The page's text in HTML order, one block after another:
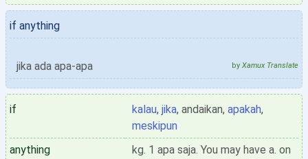
if anything
jika ada apa-apa by Xamux Translate
if kalau, jika, andaikan, apakah,
meskipun
anything
kg. 1 apa saja. You may have a. on